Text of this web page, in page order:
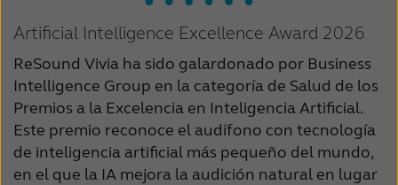
Artificial Intelligence Excellence Award 2026
ReSound Vivia ha sido galardonado por Business
Intelligence Group en la categoría de Salud de los
Premios a la Excelencia en Inteligencia Artificial.
Este premio reconoce el audífono con tecnología
de inteligencia artificial más pequeño del mundo,
en el que la IA mejora la audición natural en lugar